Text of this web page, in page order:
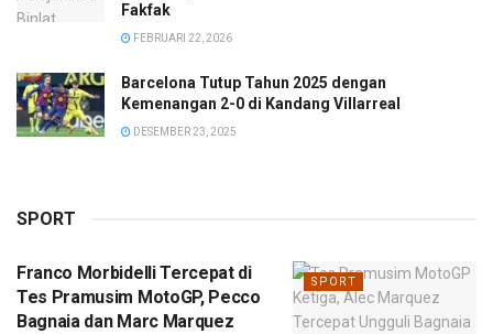
Fakfak
FEBRUARI 22, 2026
Barcelona Tutup Tahun 2025 dengan
Kemenangan 2-0 di Kandang Villarreal
DESEMBER 23, 2025
SPORT
SPORT
Franco Morbidelli Tercepat di
Tes Pramusim MotoGP, Pecco
Bagnaia dan Marc Marquez